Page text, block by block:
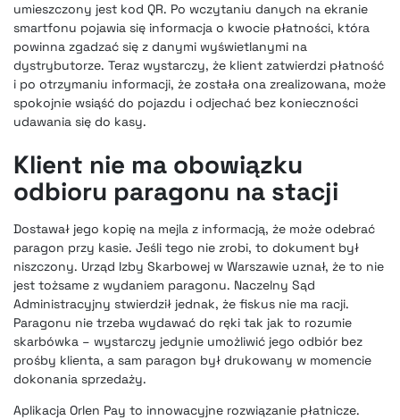
umieszczony jest kod QR. Po wczytaniu danych na ekranie
smartfonu pojawia się informacja o kwocie płatności, która
powinna zgadzać się z danymi wyświetlanymi na
dystrybutorze. Teraz wystarczy, że klient zatwierdzi płatność
i po otrzymaniu informacji, że została ona zrealizowana, może
spokojnie wsiąść do pojazdu i odjechać bez konieczności
udawania się do kasy.
Klient nie ma obowiązku
odbioru paragonu na stacji
Dostawał jego kopię na mejla z informacją, że może odebrać
paragon przy kasie. Jeśli tego nie zrobi, to dokument był
niszczony. Urząd Izby Skarbowej w Warszawie uznał, że to nie
jest tożsame z wydaniem paragonu. Naczelny Sąd
Administracyjny stwierdził jednak, że fiskus nie ma racji.
Paragonu nie trzeba wydawać do ręki tak jak to rozumie
skarbówka – wystarczy jedynie umożliwić jego odbiór bez
prośby klienta, a sam paragon był drukowany w momencie
dokonania sprzedaży.
Aplikacja Orlen Pay to innowacyjne rozwiązanie płatnicze.